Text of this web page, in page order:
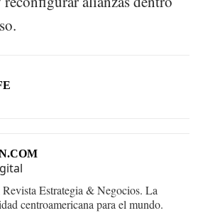
Estrategia & Negocios. La
centroamericana para el mundo.